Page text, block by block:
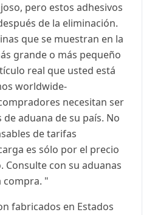
pero estos adhesivos
de la eliminación.
que se muestran en la
grande o más pequeño
real que usted está
worldwide-
necesitan ser
aduana de su país. No
de tarifas
es sólo por el precio
Consulte con su aduanas
compra. "
fabricados en Estados